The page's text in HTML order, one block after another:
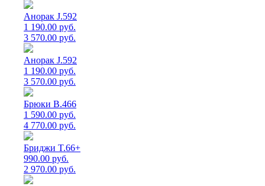
Анорак J.592
1 190.00 руб.
3 570.00 руб.
Анорак J.592
1 190.00 руб.
3 570.00 руб.
Брюки B.466
1 590.00 руб.
4 770.00 руб.
Бриджи T.66+
990.00 руб.
2 970.00 руб.